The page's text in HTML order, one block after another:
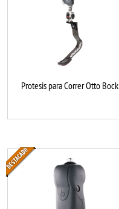
Protesis para Correr Otto Bock